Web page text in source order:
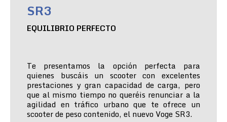
SR3
EQUILIBRIO PERFECTO
Te presentamos la opción perfecta para
quienes buscáis un scooter con excelentes
prestaciones y gran capacidad de carga, pero
que al mismo tiempo no queréis renunciar a la
agilidad en tráfico urbano que te ofrece un
scooter de peso contenido, el nuevo Voge SR3.